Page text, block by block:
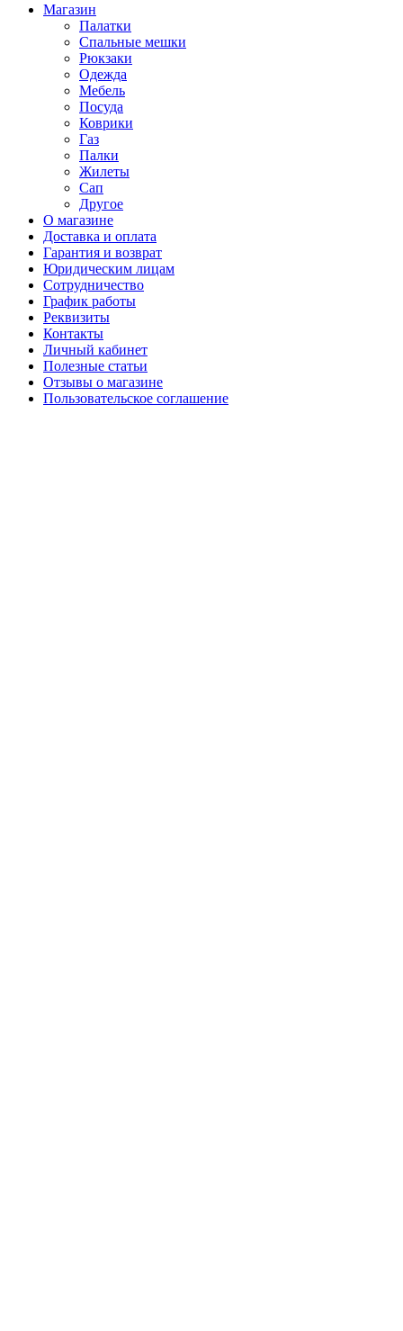
Магазин
Палатки
Спальные мешки
Рюкзаки
Одежда
Мебель
Посуда
Коврики
Газ
Палки
Жилеты
Сап
Другое
О магазине
Доставка и оплата
Гарантия и возврат
Юридическим лицам
Сотрудничество
График работы
Реквизиты
Контакты
Личный кабинет
Полезные статьи
Отзывы о магазине
Пользовательское соглашение